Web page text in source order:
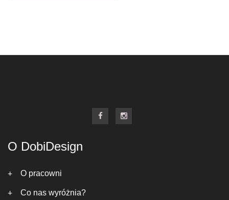
O DobiDesign
O pracowni
Co nas wyróżnia?